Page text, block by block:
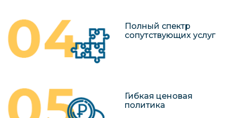
Полный спектр
сопутствующих услуг
Гибкая ценовая
политика